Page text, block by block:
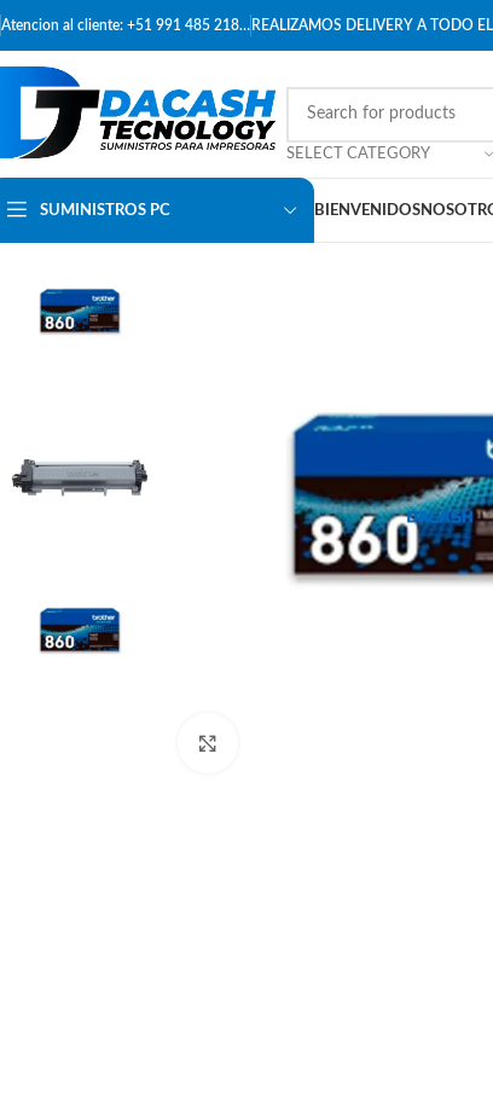
Atencion al cliente: +51 991 485 218… REALIZAMOS DELIVERY A TODO
SELECT CATEGORY
SUMINISTROS PC BIENVENIDOS